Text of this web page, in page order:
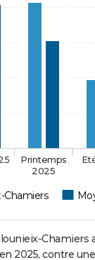
Chamiers
Printemps
2025
Chamiers
2025, contre